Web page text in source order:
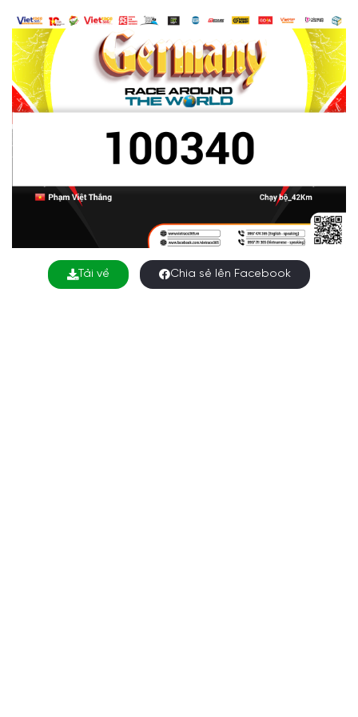
Tải về Chia sẻ lên Facebook